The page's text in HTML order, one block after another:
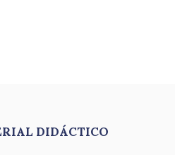
DIDÁCTICO